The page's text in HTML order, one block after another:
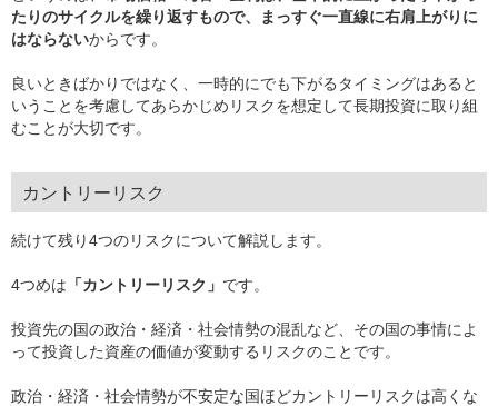
たりのサイクルを繰り返すもので、まっすぐ一直線に右肩上がりに
はならないからです。
良いときばかりではなく、一時的にでも下がるタイミングはあると
いうことを考慮してあらかじめリスクを想定して長期投資に取り組
むことが大切です。
カントリーリスク
続けて残り4つのリスクについて解説します。
4つめは 「カントリーリスク」 です。
投資先の国の政治・経済・社会情勢の混乱など、その国の事情によ
って投資した資産の価値が変動するリスクのことです。
政治・経済・社会情勢が不安定な国ほどカントリーリスクは高くな